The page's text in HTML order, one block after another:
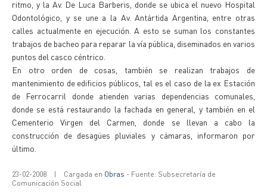
ritmo, y la Av. De Luca Barberis, donde se ubica el nuevo Hospital
Odontológico, y se une a la Av. Antártida Argentina, entre otras
calles actualmente en ejecución. A esto se suman los constantes
trabajos de bacheo para reparar la vía pública, diseminados en varios
puntos del casco céntrico.
En otro orden de cosas, también se realizan trabajos de
mantenimiento de edificios públicos, tal es el caso de la ex Estación
de Ferrocarril donde atienden varias dependencias comunales,
donde se está restaurando la fachada en general, y también en el
Cementerio Virgen del Carmen, donde se llevan a cabo la
construcción de desagües pluviales y cámaras, informaron por
último.
23-02-2008 | Cargada en Obras - Fuente: Subsecretaría de
Comunicación Social